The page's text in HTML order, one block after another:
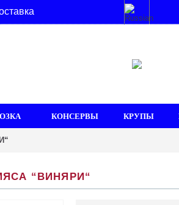
КОНСЕРВЫ КРУПЫ
“ВИНЯРИ“